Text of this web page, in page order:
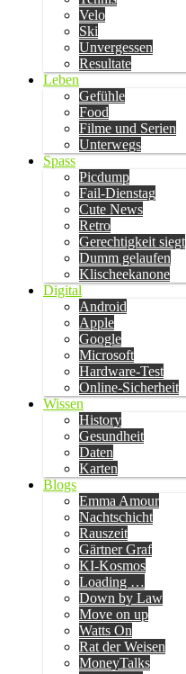
Velo
Ski
Unvergessen
Resultate
Leben
Gefühle
Food
Filme und Serien
Unterwegs
Spass
Picdump
Fail-Dienstag
Cute News
Retro
Gerechtigkeit siegt
Dumm gelaufen
Klischeekanone
Digital
Android
Apple
Google
Microsoft
Hardware-Test
Online-Sicherheit
Wissen
History
Gesundheit
Daten
Karten
Blogs
Emma Amour
Nachtschicht
Rauszeit
Gärtner Graf
KI-Kosmos
Loading …
Down by Law
Move on up
Watts On
Rat der Weisen
MoneyTalks